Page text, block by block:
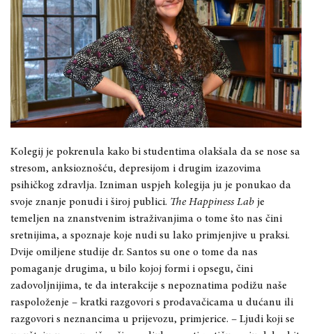
Kolegij je pokrenula kako bi studentima olakšala da se nose sa
stresom, anksioznošću, depresijom i drugim izazovima
psihičkog zdravlja. Izniman uspjeh kolegija ju je ponukao da
svoje znanje ponudi i široj publici. The Happiness Lab je
temeljen na znanstvenim istraživanjima o tome što nas čini
sretnijima, a spoznaje koje nudi su lako primjenjive u praksi.
Dvije omiljene studije dr. Santos su one o tome da nas
pomaganje drugima, u bilo kojoj formi i opsegu, čini
zadovoljnijima, te da interakcije s nepoznatima podižu naše
raspoloženje – kratki razgovori s prodavačicama u dućanu ili
razgovori s neznancima u prijevozu, primjerice. – Ljudi koji se